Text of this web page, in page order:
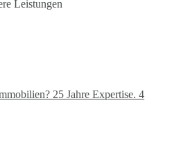
Leistungen
25 Jahre Expertise. 4